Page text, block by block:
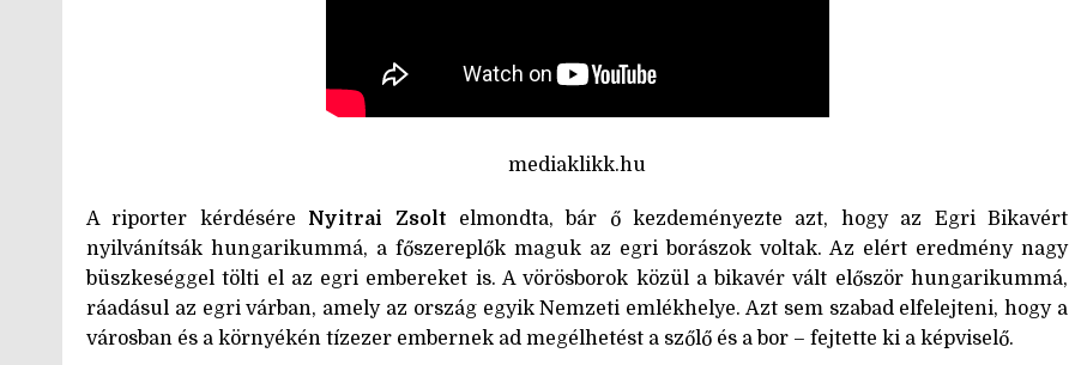
mediaklikk.hu
A riporter kérdésére Nyitrai Zsolt elmondta, bár ő kezdeményezte azt, hogy az Egri Bikavért
nyilvánítsák hungarikummá, a főszereplők maguk az egri borászok voltak. Az elért eredmény nagy
büszkeséggel tölti el az egri embereket is. A vörösborok közül a bikavér vált először hungarikummá,
ráadásul az egri várban, amely az ország egyik Nemzeti emlékhelye. Azt sem szabad elfelejteni, hogy a
városban és a környékén tízezer embernek ad megélhetést a szőlő és a bor – fejtette ki a képviselő.